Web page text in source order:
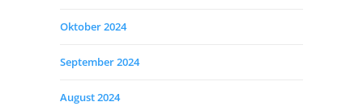
Oktober 2024
September 2024
August 2024